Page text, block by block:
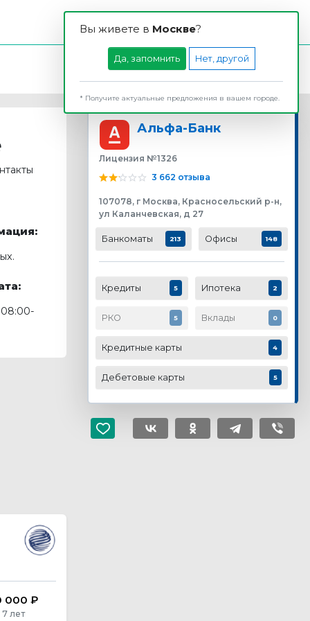
Вы живете в Москвe?
Да, запомнить Нет, другой
* Получите актуальные предложения в вашем городе.
000 ₽
7 лет
Альфа-Банк
Лицензия №1326
3 662 отзыва
107078, г Москва, Красносельский р-н,
ул Каланчевская, д 27
Банкоматы 213 Офисы 148
Кредиты 5 Ипотека 2
РКО 5 Вклады 0
Кредитные карты 4
Дебетовые карты 5